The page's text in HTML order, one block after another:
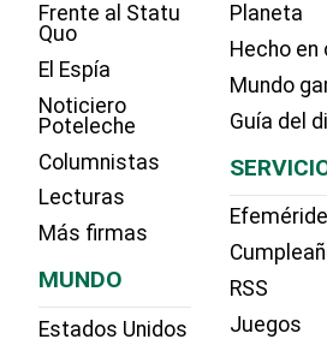
Frente al Statu
Quo
El Espía
Noticiero
Poteleche
Columnistas
Lecturas
Más firmas
MUNDO
Estados Unidos
Planeta
Hecho en
Mundo
Guía del
RSS
Juegos